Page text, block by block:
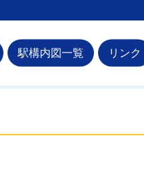
駅構内図一覧 リンク